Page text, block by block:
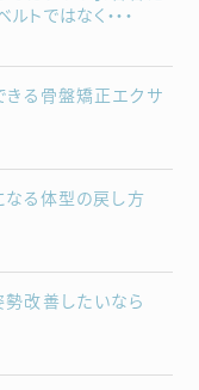
トではなく・・・
る骨盤矯正エクサ
なる体型の戻し方
勢改善したいなら